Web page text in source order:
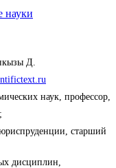
науки
Д.
наук, профессор,
старший
дисциплин,